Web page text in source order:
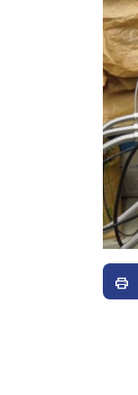
print